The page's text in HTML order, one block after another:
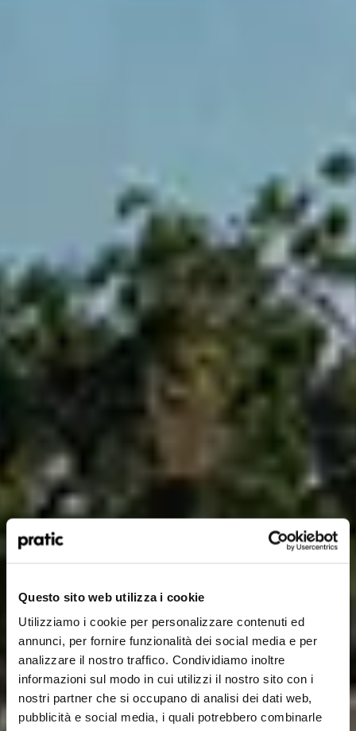
Questo sito web utilizza i cookie
Utilizziamo i cookie per personalizzare contenuti ed
annunci, per fornire funzionalità dei social media e per
analizzare il nostro traffico. Condividiamo inoltre
informazioni sul modo in cui utilizzi il nostro sito con i
nostri partner che si occupano di analisi dei dati web,
pubblicità e social media, i quali potrebbero combinarle
HoReCa
Designer/Progettista
Privato
Rivenditore